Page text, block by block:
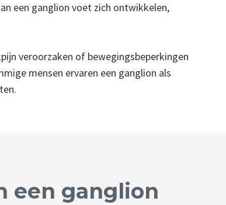
een ganglion voet zich ontwikkelen,
veroorzaken of bewegingsbeperkingen
mensen ervaren een ganglion als
een ganglion